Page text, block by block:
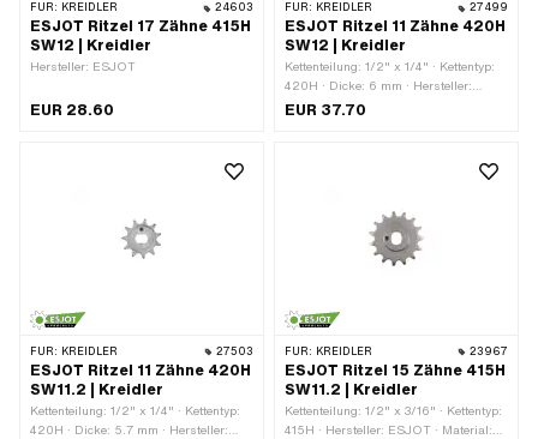
FÜR: KREIDLER 24603
ESJOT Ritzel 17 Zähne 415H
SW12 | Kreidler
Hersteller: ESJOT
EUR 28.60
FÜR: KREIDLER 27499
ESJOT Ritzel 11 Zähne 420H
SW12 | Kreidler
Kettenteilung: 1/2" x 1/4" · Kettentyp:
420H · Dicke: 6 mm · Hersteller:
ESJOT · Material: Stahl ·
EUR 37.70
FÜR: KREIDLER 27503
ESJOT Ritzel 11 Zähne 420H
SW11.2 | Kreidler
Kettenteilung: 1/2" x 1/4" · Kettentyp:
420H · Dicke: 5.7 mm · Hersteller:
FÜR: KREIDLER 23967
ESJOT Ritzel 15 Zähne 415H
SW11.2 | Kreidler
Kettenteilung: 1/2" x 3/16" · Kettentyp:
415H · Hersteller: ESJOT · Material: